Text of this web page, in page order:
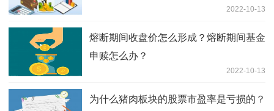
2022-10-13
熔断期间收盘价怎么形成？熔断期间基金
申赎怎么办？
2022-10-13
为什么猪肉板块的股票市盈率是亏损的？